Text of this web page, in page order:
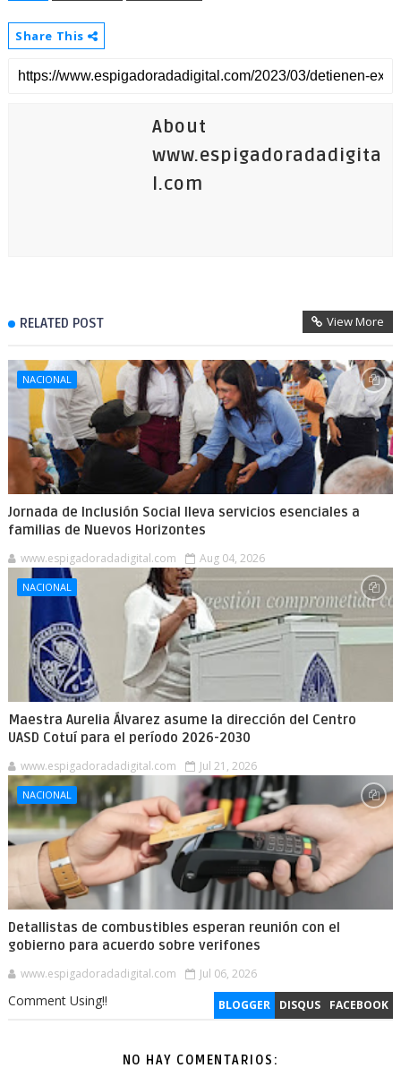
Share This
About
www.espigadoradadigita
l.com
RELATED POST View More
NACIONAL
Jornada de Inclusión Social lleva servicios esenciales a
familias de Nuevos Horizontes
www.espigadoradadigital.com Aug 04, 2026
NACIONAL
Maestra Aurelia Álvarez asume la dirección del Centro
UASD Cotuí para el período 2026-2030
www.espigadoradadigital.com Jul 21, 2026
NACIONAL
Detallistas de combustibles esperan reunión con el
gobierno para acuerdo sobre verifones
www.espigadoradadigital.com Jul 06, 2026
BLOGGER DISQUS FACEBOOK
Comment Using!!
NO HAY COMENTARIOS: